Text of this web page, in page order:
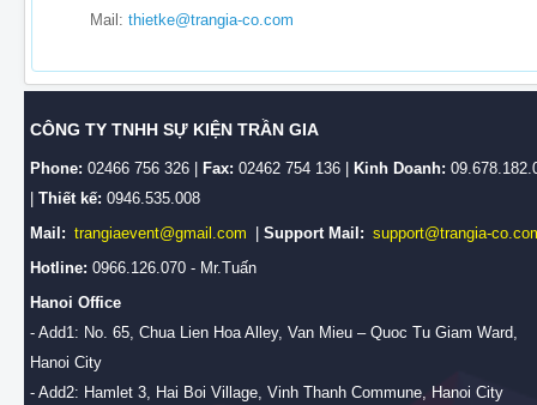
Mail: thietke@trangia-co.com
CÔNG TY TNHH SỰ KIỆN TRẦN GIA
Phone: 02466 756 326 | Fax: 02462 754 136 | Kinh Doanh:
| Thiết kế: 0946.535.008
Mail: trangiaevent@gmail.com | Support Mail: support@trangia-
Hotline: 0966.126.070 - Mr.Tuấn
Hanoi Office
- Add1: No. 65, Chua Lien Hoa Alley, Van Mieu – Quoc Tu Giam Ward,
Hanoi City
- Add2: Hamlet 3, Hai Boi Village, Vinh Thanh Commune, Hanoi City